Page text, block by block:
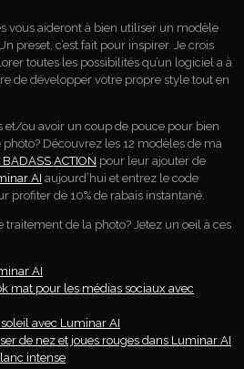
vous aideront à bien utiliser un modèle
preset, c’est fait pour inspirer. Je crois
toutes les possibilités qu’un logiciel a à
de développer votre propre style tout en
et/ou avoir un coup de pouce pour bien
Découvrez les 12 modèles de ma
ACTION pour leur ajouter de
AI aujourd’hui et entrez le code
profiter de 10% de rabais instantané.
traitement de la photo? Jetez un oeil à ces
AI
mat pour les médias sociaux avec
avec Luminar AI
de nez et joues rouges dans Luminar AI
intense